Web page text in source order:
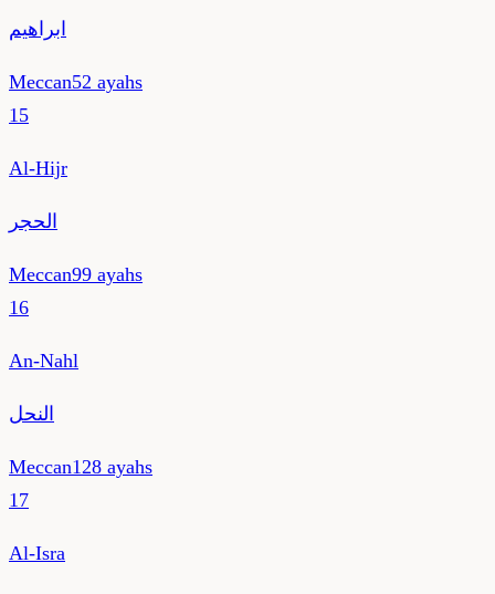
ابراهيم
Meccan52 ayahs
15
Al-Hijr
الحجر
Meccan99 ayahs
16
An-Nahl
النحل
Meccan128 ayahs
17
Al-Isra